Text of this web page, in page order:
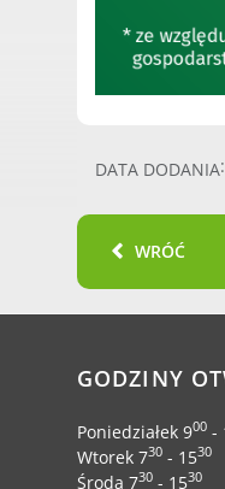
DATA DODANIA
WRÓĆ
GODZINY
Poniedziałek 900-
Wtorek 730- 1530
Środa 730- 1530